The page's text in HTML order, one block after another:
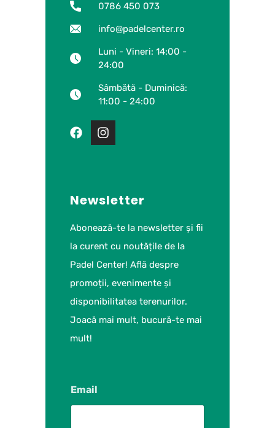
0786 450 073
info@padelcenter.ro
Luni - Vineri: 14:00 -
24:00
Sâmbătă - Duminică:
11:00 - 24:00
Newsletter
Abonează-te la newsletter și fii
la curent cu noutățile de la
Padel Center! Află despre
promoții, evenimente și
disponibilitatea terenurilor.
Joacă mai mult, bucură-te mai
mult!
Email